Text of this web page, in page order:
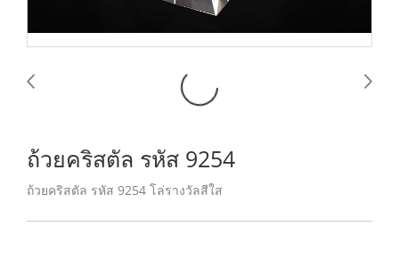
ถ้วยคริสตัล รหัส 9254
ถ้วยคริสตัล รหัส 9254 โล่รางวัลสีใส